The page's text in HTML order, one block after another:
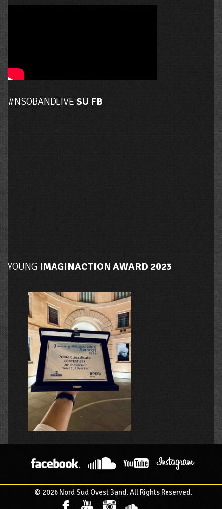
#NSOBANDLIVE SU FB
YOUNG IMAGINACTION AWARD 2023
© 2026 Nord Sud Ovest Band. All Rights Reserved.